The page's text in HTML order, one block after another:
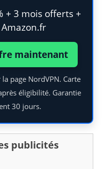
+ 3 mois offerts +
maintenant
page NordVPN. Carte
éligibilité. Garantie
30 jours.
publicités